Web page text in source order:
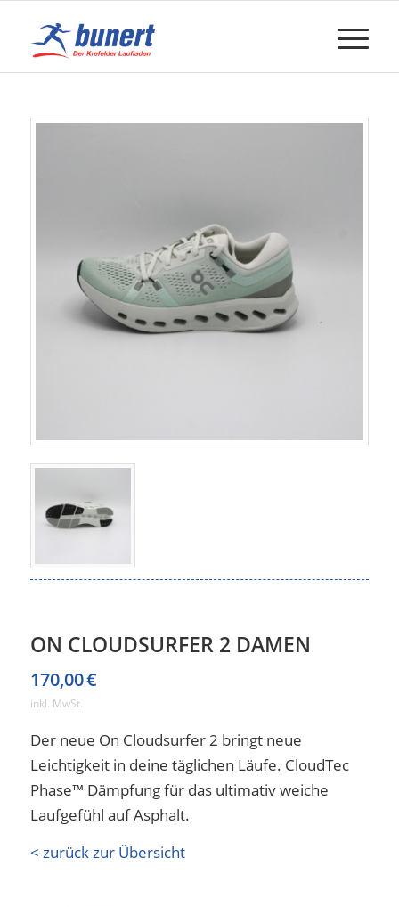
ON CLOUDSURFER 2 DAMEN
170,00€
inkl. MwSt.
Der neue On Cloudsurfer 2 bringt neue
Leichtigkeit in deine täglichen Läufe. CloudTec
Phase™ Dämpfung für das ultimativ weiche
Laufgefühl auf Asphalt.
< zurück zur Übersicht